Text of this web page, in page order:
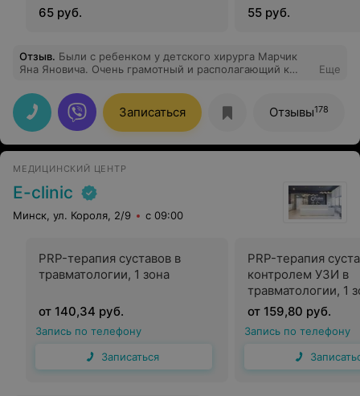
65 руб.
55 руб.
Отзыв. Были с ребенком у детского хирурга Марчик
Яна Яновича. Очень грамотный и располагающий к
рекомендации и трепетное отношение к ребенку.
Еще
Записаться Отзывы178
МЕДИЦИНСКИЙ ЦЕНТР
E-clinic
Минск, ул. Короля, 2/9 с 09:00
PRP-терапия суставов в
травматологии, 1 зона
от 140,34 руб.
Запись по телефону
Записаться
PRP-терапия
контролем УЗИ в
травматологии, 1
от 159,80 руб.
Запись по телефону